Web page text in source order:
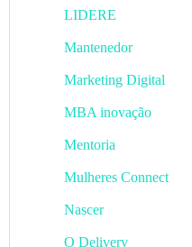
LIDERE
Mantenedor
Marketing Digital
MBA inovação
Mentoria
Mulheres Connect
Nascer
O Delivery